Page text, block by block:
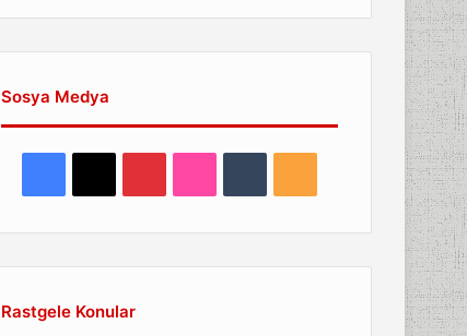
Sosya Medya
e
Rastgele Konular